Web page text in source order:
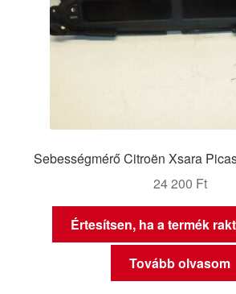
Sebességmérő Citroën Xsara
24 200 Ft
Értesítsen, ha a termék
Tovább olvasom